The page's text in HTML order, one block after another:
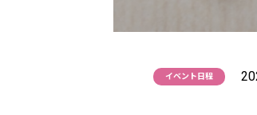
イベント日程